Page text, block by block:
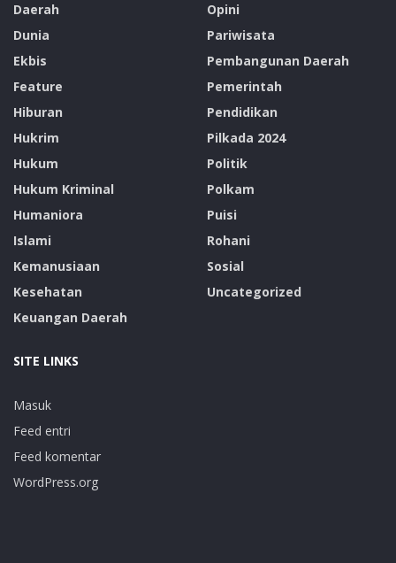
Daerah
Dunia
Ekbis
Feature
Hiburan
Hukrim
Hukum
Hukum Kriminal
Humaniora
Islami
Kemanusiaan
Kesehatan
Keuangan Daerah
Opini
Pariwisata
Pembangunan Daerah
Pemerintah
Pendidikan
Pilkada 2024
Politik
Polkam
Puisi
Rohani
Sosial
Uncategorized
SITE LINKS
Masuk
Feed entri
Feed komentar
WordPress.org